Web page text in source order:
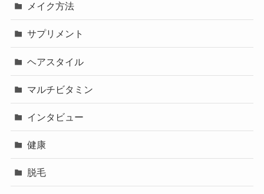
メイク方法
サプリメント
ヘアスタイル
マルチビタミン
インタビュー
健康
脱毛